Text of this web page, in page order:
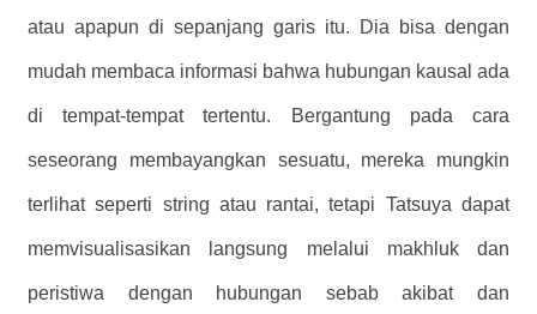
atau apapun di sepanjang garis itu. Dia bisa dengan
mudah membaca informasi bahwa hubungan kausal ada
di tempat-tempat tertentu. Bergantung pada cara
seseorang membayangkan sesuatu, mereka mungkin
terlihat seperti string atau rantai, tetapi Tatsuya dapat
memvisualisasikan langsung melalui makhluk dan
peristiwa dengan hubungan sebab akibat dan